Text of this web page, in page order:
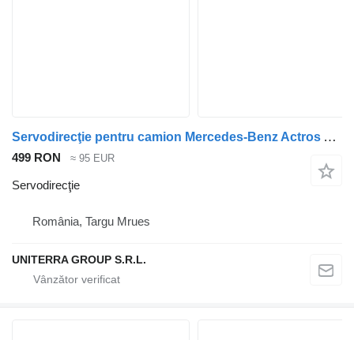
Servodirecţie pentru camion Mercedes-Benz Actros Arocs Atego
499 RON ≈ 95 EUR
Servodirecţie
România, Targu Mrues
UNITERRA GROUP S.R.L.